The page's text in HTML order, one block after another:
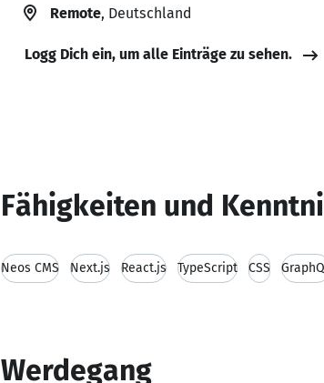
Remote, Deutschland
Logg Dich ein, um alle Einträge zu sehen.
Fähigkeiten und
Neos CMS Next.js React.js TypeScript CSS
Werdegang